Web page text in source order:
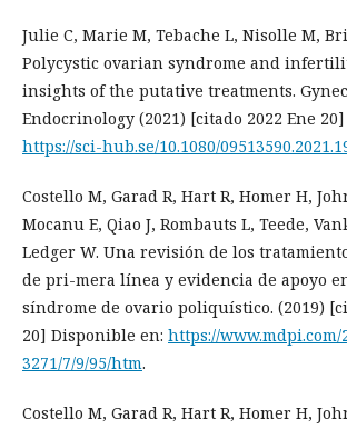
Julie C, Marie M, Tebache L, Nisolle M,
Polycystic ovarian syndrome and
insights of the putative treatments.
Endocrinology (2021) [citado 2022 Ene
https://sci-hub.se/10.1080/
Costello M, Garad R, Hart R, Homer H,
Mocanu E, Qiao J, Rombauts L, Teede,
Ledger W. Una revisión de los
de pri-mera línea y evidencia de apoyo
síndrome de ovario poliquístico. (2019)
20] Disponible en: https://www.mdpi.com/
3271/7/9/95/htm.
Costello M, Garad R, Hart R, Homer H,